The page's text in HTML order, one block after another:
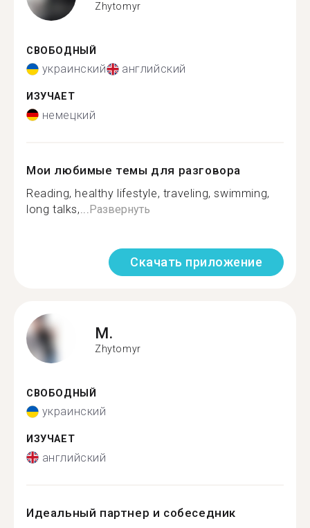
Zhytomyr
СВОБОДНЫЙ
украинский английский
ИЗУЧАЕТ
немецкий
Мои любимые темы для разговора
Reading, healthy lifestyle, traveling, swimming,
long talks,... Развернуть
Скачать приложение
M.
Zhytomyr
СВОБОДНЫЙ
украинский
ИЗУЧАЕТ
английский
Идеальный партнер и собеседник